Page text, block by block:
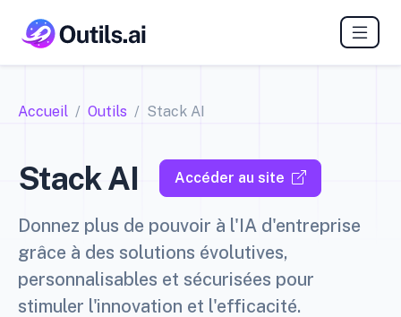
Accueil Outils Stack AI
Stack AI Accéder au site
Donnez plus de pouvoir à l'IA d'entreprise
grâce à des solutions évolutives,
personnalisables et sécurisées pour
stimuler l'innovation et l'efficacité.